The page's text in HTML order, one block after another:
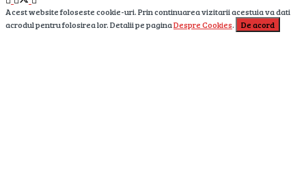
Acest website foloseste cookie-uri. Prin continuarea vizitarii acestuia va dati
acrodul pentru folosirea lor. Detalii pe paginaDespre Cookies. De acord